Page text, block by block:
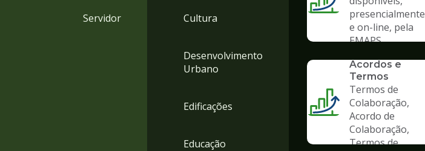
Servidor Cultura
Desenvolvimento
Urbano
Edificações
Educação
presencialmente
e on-line, pela
EMAPS
SERVICO
Acordos e
Termos
Termos de
Colaboração,
Acordo de
Colaboração,
Termos de